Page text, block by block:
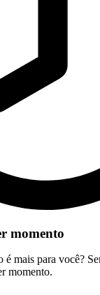
momento
é mais para você?
momento.